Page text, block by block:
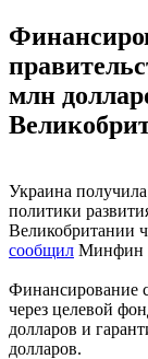
млн
Украина
политики
Великобритании
сообщил Минфин
Финансирование
через целевой
долларов и
долларов.